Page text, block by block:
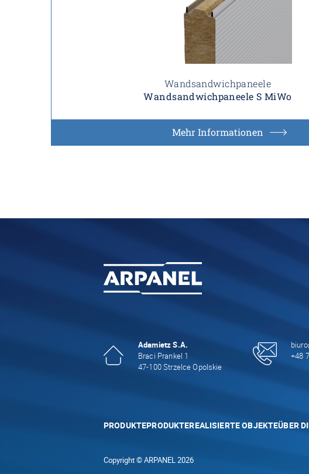
Wandsandwichpaneele
Wandsandwichpaneele S MiWo
Mehr Informationen
Adamietz S.A.
Braci Prankel 1
47-100 Strzelce Opolskie
+48
PRODUKTEPRODUKTEREALISIERTE OBJEKTEÜBER
Copyright © ARPANEL 2026